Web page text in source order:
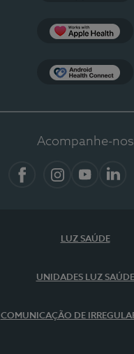
Acompanhe-nos
LUZ SAÚDE
UNIDADES LUZ SAÚDE
COMUNICAÇÃO DE